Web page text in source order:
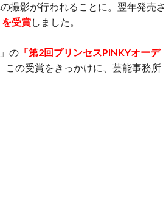
撮影が行われることに。翌年発売さ
受賞しました。
の 「第2回プリンセスPINKYオーデ
この受賞をきっかけに、芸能事務所